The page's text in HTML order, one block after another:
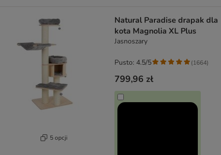
5 opcji
Natural Paradise drapak dla
kota Magnolia XL Plus
Jasnoszary
799,96 zł
Pusto: 4.5/5 (1664)